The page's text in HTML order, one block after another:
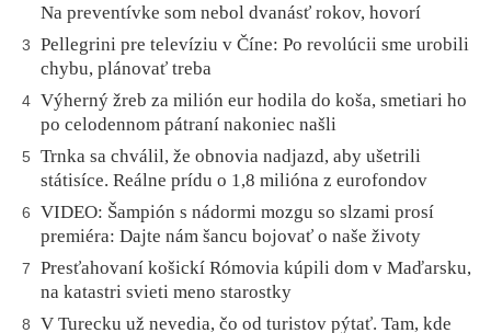
Na preventívke som nebol dvanásť rokov, hovorí
3
Pellegrini pre televíziu v Číne: Po revolúcii sme urobili
chybu, plánovať treba
4 Výherný žreb za milión eur hodila do koša, smetiari ho
po celodennom pátraní nakoniec našli
5
Trnka sa chválil, že obnovia nadjazd, aby ušetrili
státisíce. Reálne prídu o 1,8 milióna z eurofondov
6
VIDEO: Šampión s nádormi mozgu so slzami prosí
premiéra: Dajte nám šancu bojovať o naše životy
7
Presťahovaní košickí Rómovia kúpili dom v Maďarsku,
na katastri svieti meno starostky
8
V Turecku už nevedia, čo od turistov pýtať. Tam, kde